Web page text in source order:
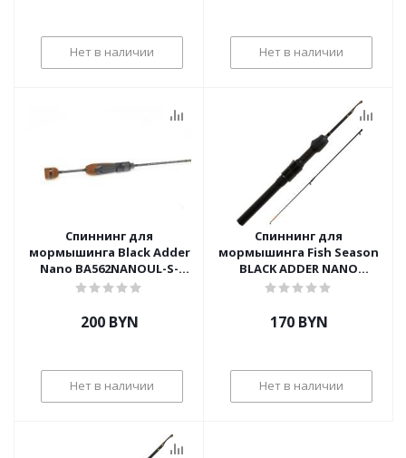
Нет в наличии Нет в наличии
Спиннинг для
мормышинга Black Adder
Nano BA562NANOUL-S-
H4F1-23 1.68m 0.3-0.8gr
200BYN
Нет в наличии
Спиннинг для
мормышинга Fish Season
BLACK ADDER NANO
BA602NANOL-S-H10F1-23
170BYN
Нет в наличии